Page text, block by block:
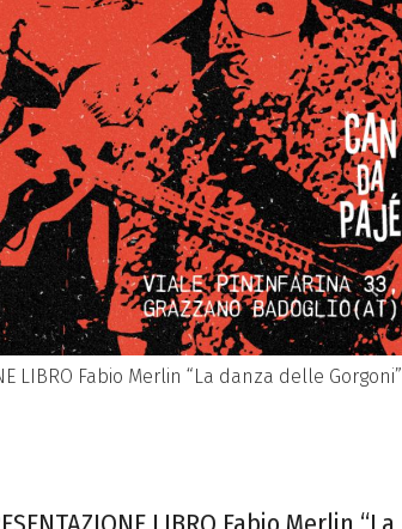
LIBRO Fabio Merlin “La danza delle Gorgoni”